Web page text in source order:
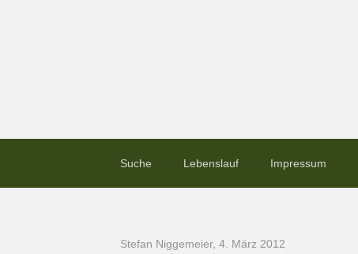
Suche Lebenslauf Impressum
Stefan Niggemeier, 4. März 2012